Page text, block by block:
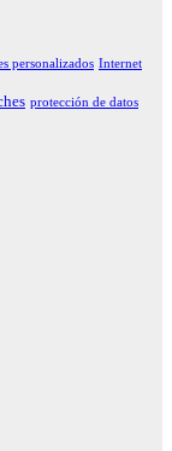
personalizados Internet
protección de datos